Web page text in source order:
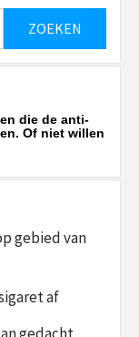
die de anti-
Of niet willen
gebied van
af
gedacht